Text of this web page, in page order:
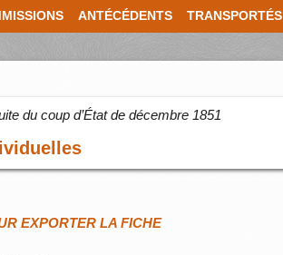
ANTÉCÉDENTS TRANSPORTÉS
du coup d’État de décembre 1851
EXPORTER LA FICHE